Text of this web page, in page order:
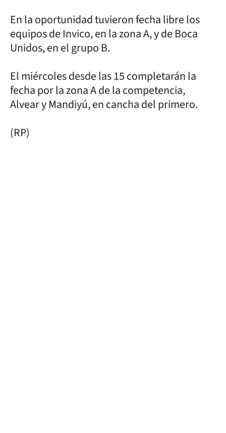
En la oportunidad tuvieron fecha libre los
equipos de Invico, en la zona A, y de Boca
Unidos, en el grupo B.
El miércoles desde las 15 completarán la
fecha por la zona A de la competencia,
Alvear y Mandiyú, en cancha del primero.
(RP)